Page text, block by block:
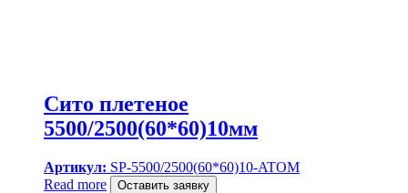
Сито плетеное
5500/2500(60*60)10мм
Артикул: SP-5500/2500(60*60)10-ATOM
Read more
Оставить заявку